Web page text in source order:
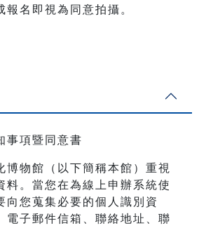
報名即視為同意拍攝。
事項暨同意書
博物館（以下簡稱本館）重視
料。當您在為線上申辦系統使
向您蒐集必要的個人識別資
電子郵件信箱、聯絡地址、聯